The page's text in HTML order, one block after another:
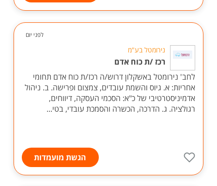
לפני יום
נירומטל בע"מ
רכז /ת כוח אדם
לחב' נירומטל באשקלון דרוש/ה רכז/ת כוח אדם תחומי
אחריות: א. גיוס והשמת עובדים, צמצום ופרישה. ב. ניהול
אדמיניסטרטיבי של כ"א: הסכמי העסקה, דיווחים,
רגולציה. ג. הדרכה, הכשרה והסמכת עובדי, בטי...
הגשת מועמדות